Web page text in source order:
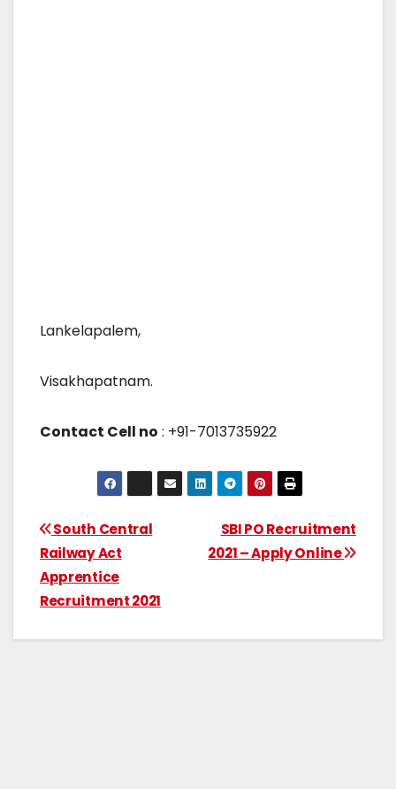
Lankelapalem,
Visakhapatnam.
Contact Cell no : +91-7013735922
SBI PO Recruitment
2021 – Apply Online
South Central
Railway Act
Apprentice
Recruitment 2021